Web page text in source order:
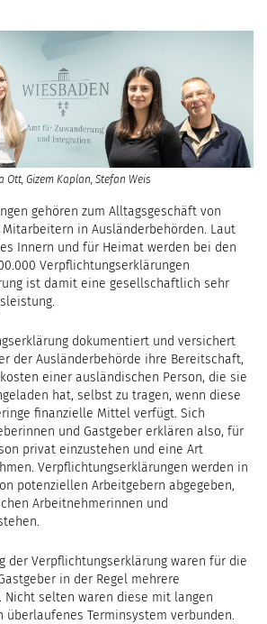
Ott, Gizem Kaplan, Stefan Weis
gehören zum Alltagsgeschäft von
in Ausländerbehörden. Laut
Innern und für Heimat werden bei den
Verpflichtungserklärungen
ist damit eine gesellschaftlich sehr
dokumentiert und versichert
der Ausländerbehörde ihre Bereitschaft,
einer ausländischen Person, die sie
hat, selbst zu tragen, wenn diese
finanzielle Mittel verfügt. Sich
und Gastgeber erklären also, für
privat einzustehen und eine Art
Verpflichtungserklärungen werden in
potenziellen Arbeitgebern abgegeben,
Arbeitnehmerinnen und
der Verpflichtungserklärung waren für die
in der Regel mehrere
Nicht selten waren diese mit langen
überlaufenes Terminsystem verbunden.